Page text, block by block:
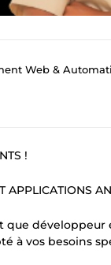
Web &
!
APPLICATIONS
que
à vos besoins